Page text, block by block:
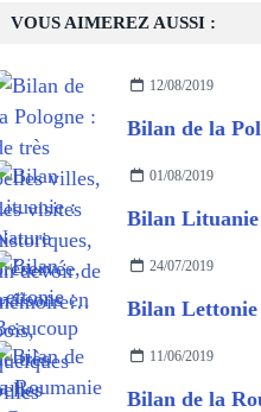
VOUS AIMEREZ AUSSI :
12/08/2019
01/08/2019
24/07/2019
11/06/2019